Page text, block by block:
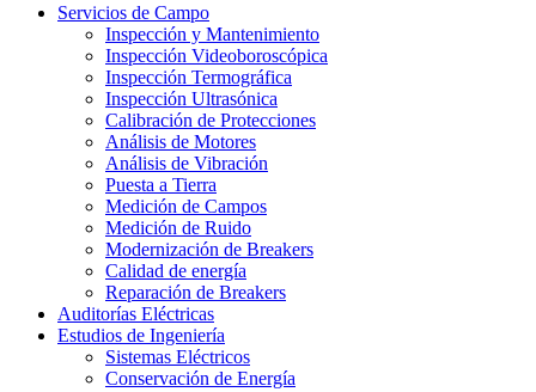
Servicios de Campo
Inspección y Mantenimiento
Inspección Videoboroscópica
Inspección Termográfica
Inspección Ultrasónica
Calibración de Protecciones
Análisis de Motores
Análisis de Vibración
Puesta a Tierra
Medición de Campos
Medición de Ruido
Modernización de Breakers
Calidad de energía
Reparación de Breakers
Auditorías Eléctricas
Estudios de Ingeniería
Sistemas Eléctricos
Conservación de Energía